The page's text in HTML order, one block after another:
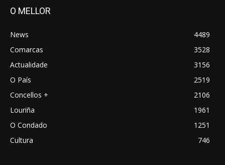
O MELLOR
News
4489
Comarcas
3528
Actualidade
3156
O País
2519
Concellos +
2106
Louriña
1961
O Condado
1251
Cultura
746